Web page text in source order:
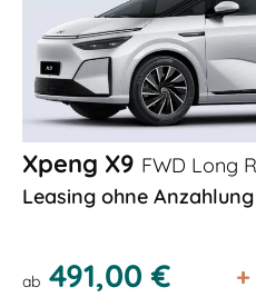
Xpeng X9 FWD Long
Leasing ohne Anzahlung
ab 491,00 € +